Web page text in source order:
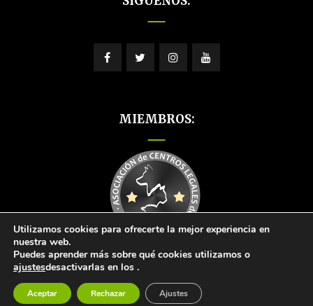
MIEMBROS:
Utilizamos cookies para ofrecerte la mejor experiencia en
nuestra web.
Puedes aprender más sobre qué cookies utilizamos o
desactivarlas en los
ajustes .
Aceptar Rechazar Ajustes